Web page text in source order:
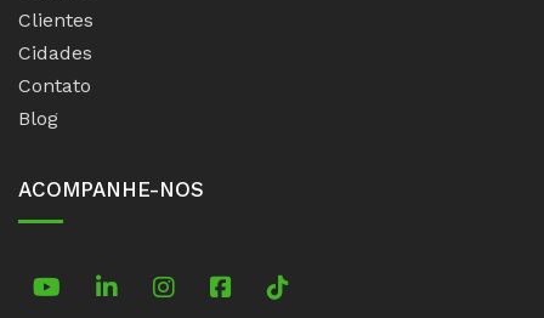
Clientes
Cidades
Contato
Blog
ACOMPANHE-NOS
TikTok